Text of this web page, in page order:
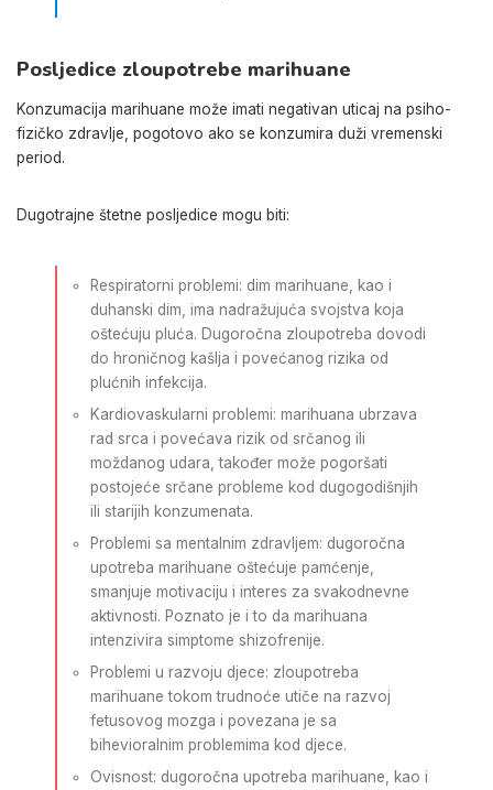
Posljedice zloupotrebe marihuane
Konzumacija marihuane može imati negativan uticaj na psiho-
fizičko zdravlje, pogotovo ako se konzumira duži vremenski
period.
Dugotrajne štetne posljedice mogu biti:
Respiratorni problemi: dim marihuane, kao i
duhanski dim, ima nadražujuća svojstva koja
oštećuju pluća. Dugoročna zloupotreba dovodi
do hroničnog kašlja i povećanog rizika od
plućnih infekcija.
Kardiovaskularni problemi: marihuana ubrzava
rad srca i povećava rizik od srčanog ili
moždanog udara, također može pogoršati
postojeće srčane probleme kod dugogodišnjih
ili starijih konzumenata.
Problemi sa mentalnim zdravljem: dugoročna
upotreba marihuane oštećuje pamćenje,
smanjuje motivaciju i interes za svakodnevne
aktivnosti. Poznato je i to da marihuana
intenzivira simptome shizofrenije.
Problemi u razvoju djece: zloupotreba
marihuane tokom trudnoće utiče na razvoj
fetusovog mozga i povezana je sa
bihevioralnim problemima kod djece.
Ovisnost: dugoročna upotreba marihuane, kao i